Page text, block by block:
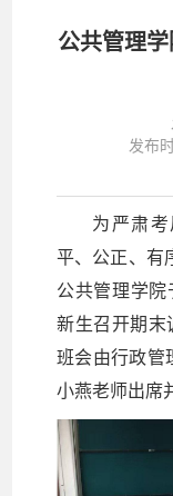
公共管理
发布
为严肃
平、公正、有
公共管理学院
新生召开期末
班会由行政管
小燕老师出席